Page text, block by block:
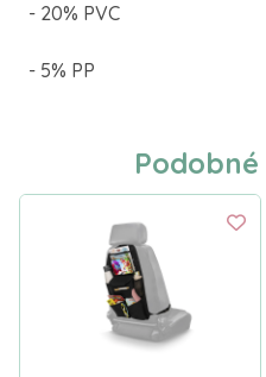
- 20% PVC
- 5% PP